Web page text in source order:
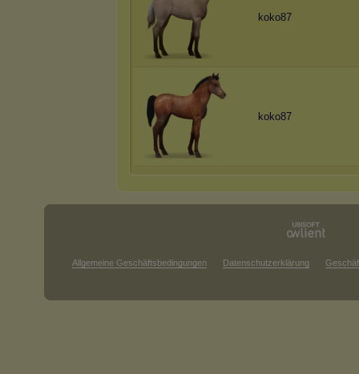
koko87
koko87
Allgemeine Geschäftsbedingungen Datenschutzerklärung